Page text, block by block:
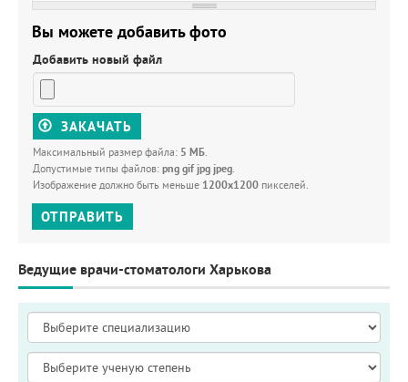
Вы можете добавить фото
Добавить новый файл
ЗАКАЧАТЬ
Максимальный размер файла: 5 МБ.
Допустимые типы файлов: png gif jpg jpeg.
Изображение должно быть меньше 1200x1200 пикселей.
ОТПРАВИТЬ
Ведущие врачи-стоматологи Харькова